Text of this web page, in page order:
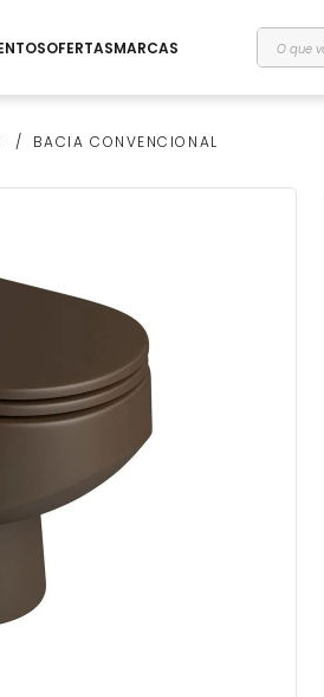
OFERTASMARCAS O que
BACIA CONVENCIONAL